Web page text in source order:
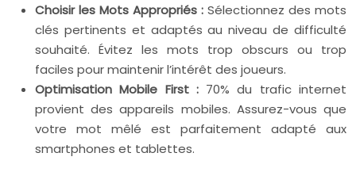
Choisir les Mots Appropriés : Sélectionnez des mots
clés pertinents et adaptés au niveau de difficulté
souhaité. Évitez les mots trop obscurs ou trop
faciles pour maintenir l’intérêt des joueurs.
Optimisation Mobile First : 70% du trafic internet
provient des appareils mobiles. Assurez-vous que
votre mot mêlé est parfaitement adapté aux
smartphones et tablettes.